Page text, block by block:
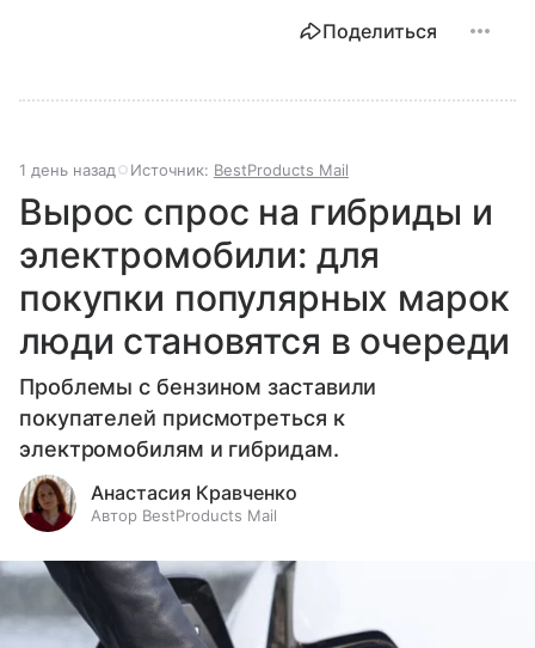
Поделиться
1 день назад Источник: BestProducts Mail
Вырос спрос на гибриды и
электромобили: для
покупки популярных марок
люди становятся в очереди
Проблемы с бензином заставили
покупателей присмотреться к
электромобилям и гибридам.
Анастасия Кравченко
Автор BestProducts Mail